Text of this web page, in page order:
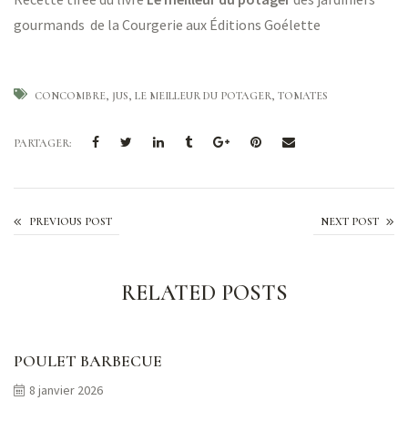
gourmands de la Courgerie aux Éditions Goélette
CONCOMBRE JUS LE MEILLEUR DU POTAGER TOMATES
PARTAGER:
PREVIOUS POST NEXT POST
Le Popeye à la menthe
RELATED POSTS
POULET BARBECUE
8 janvier 2026